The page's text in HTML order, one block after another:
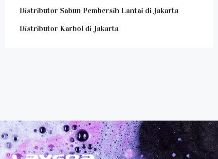
Distributor Sabun Pembersih Lantai di Jakarta
Distributor Karbol di Jakarta